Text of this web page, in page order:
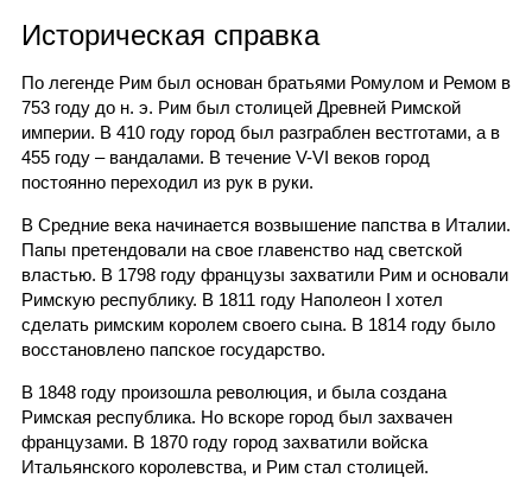
Историческая справка
По легенде Рим был основан братьями Ромулом и Ремом в
753 году до н. э. Рим был столицей Древней Римской
империи. В 410 году город был разграблен вестготами, а в
455 году – вандалами. В течение V-VI веков город
постоянно переходил из рук в руки.
В Средние века начинается возвышение папства в Италии.
Папы претендовали на свое главенство над светской
властью. В 1798 году французы захватили Рим и основали
Римскую республику. В 1811 году Наполеон I хотел
сделать римским королем своего сына. В 1814 году было
восстановлено папское государство.
В 1848 году произошла революция, и была создана
Римская республика. Но вскоре город был захвачен
французами. В 1870 году город захватили войска
Итальянского королевства, и Рим стал столицей.